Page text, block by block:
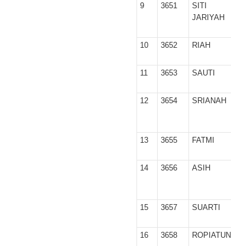
Laporan Koin Nu Babadan Oktober II 2025
9
3651
SITI
JARIYAH
10
3652 RIAH
11
3653 SAUTI
12
3654 SRIANAH
13
3655 FATMI
14
3656 ASIH
15
3657 SUARTI
16
3658 ROPIATUN